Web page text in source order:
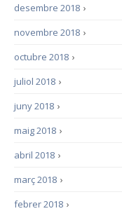
›
desembre 2018
›
novembre 2018
›
octubre 2018
›
juliol 2018
›
juny 2018
›
maig 2018
›
abril 2018
›
març 2018
›
febrer 2018